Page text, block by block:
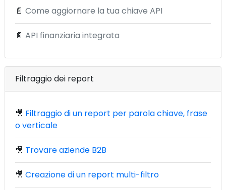
📄 Come aggiornare la tua chiave API
📄 API finanziaria integrata
Filtraggio dei report
🎥 Filtraggio di un report per parola chiave, frase
o verticale
🎥 Trovare aziende B2B
🎥 Creazione di un report multi-filtro